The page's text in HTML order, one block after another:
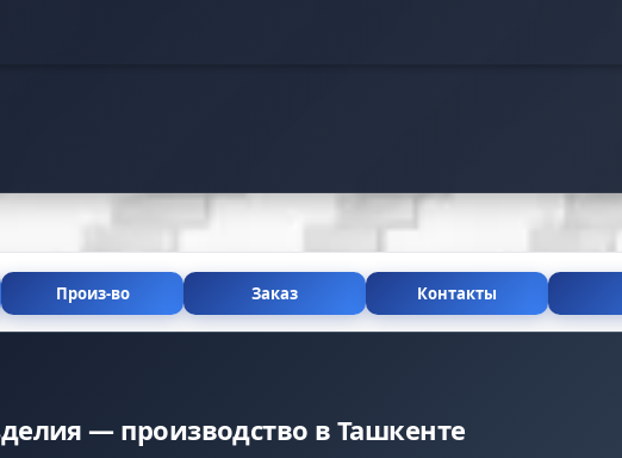
Произ-во Заказ Контакты
— производство в Ташкенте